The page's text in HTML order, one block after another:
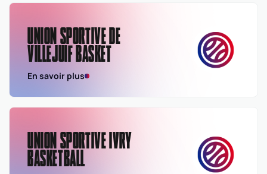
UNION SPORTIVE DE
VILLEJUIF BASKET
En savoir plus
UNION SPORTIVE IVRY
BASKETBALL